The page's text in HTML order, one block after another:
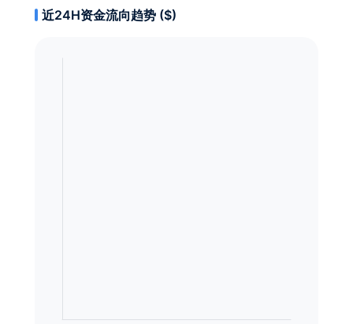
近24H资金流向趋势 ($)